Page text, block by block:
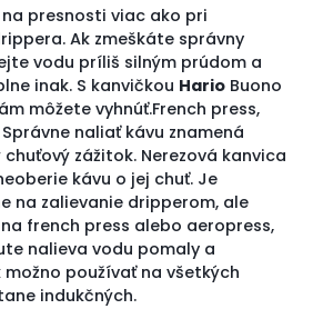
na presnosti viac ako pri
Ak zmeškáte správny
vodu príliš silným prúdom a
inak. S kanvičkou Hario Buono
môžete vyhnúť.French press,
naliať kávu znamená
zážitok. Nerezová kanvica
kávu o jej chuť. Je
na zalievanie dripperom, ale
french press alebo aeropress,
nalieva vodu pomaly a
používať na všetkých
indukčných.